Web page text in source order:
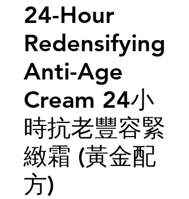
24-Hour
Redensifying
Anti-Age
Cream 24小
時抗老豐容緊
緻霜 (黃金配
方)